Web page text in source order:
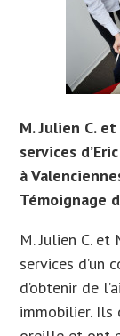
M. Julien C.
services
à
Témoignage
M. Julien C.
services d’un
d’obtenir de
immobilier. Ils